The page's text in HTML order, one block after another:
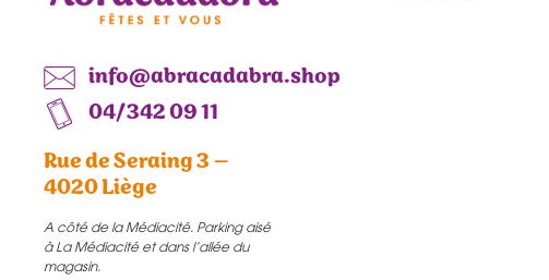
info@abracadabra.shop
04/342 09 11
Rue de Seraing 3 –
4020 Liège
A côté de la Médiacité. Parking aisé
à La Médiacité et dans l’allée du
magasin.